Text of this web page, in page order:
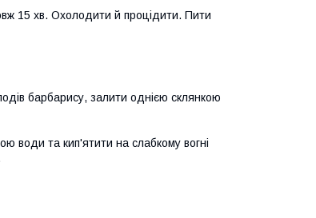
15 хв. Охолодити й процідити. Пити
барбарису, залити однією склянкою
води та кип'ятити на слабкому вогні